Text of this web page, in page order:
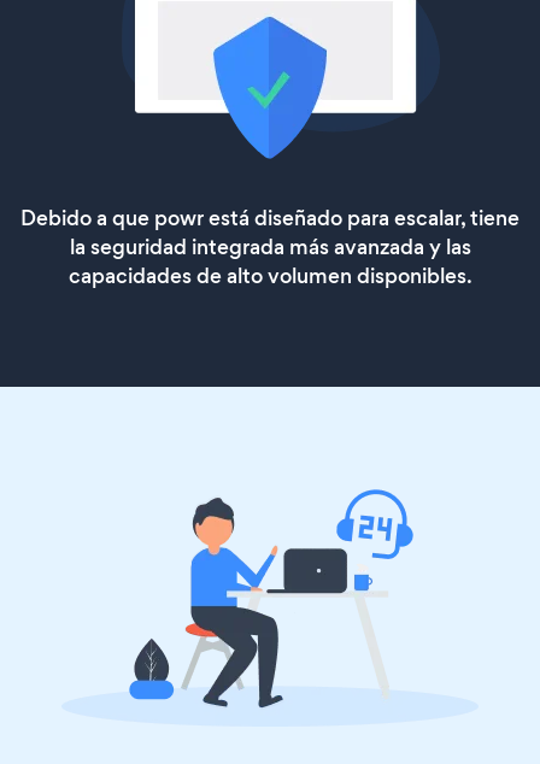
Debido a que powr está diseñado para escalar, tiene
la seguridad integrada más avanzada y las
capacidades de alto volumen disponibles.